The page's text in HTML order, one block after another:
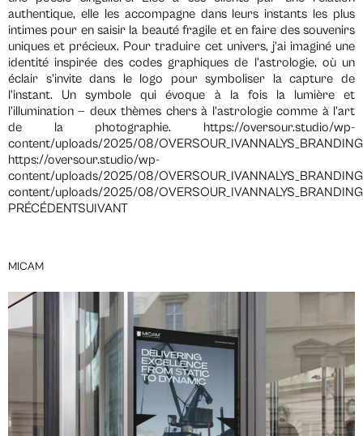
authentique, elle les accompagne dans leurs instants les plus
intimes pour en saisir la beauté fragile et en faire des souvenirs
uniques et précieux. Pour traduire cet univers, j’ai imaginé une
identité inspirée des codes graphiques de l’astrologie, où un
éclair s’invite dans le logo pour symboliser la capture de
l’instant. Un symbole qui évoque à la fois la lumière et
l’illumination — deux thèmes chers à l’astrologie comme à l’art
de la photographie. https://oversour.studio/wp-
content/uploads/2025/08/
https://oversour.studio/wp-
content/uploads/2025/08/
content/uploads/2025/08/
PRÉCÉDENTSUIVANT
MICAM